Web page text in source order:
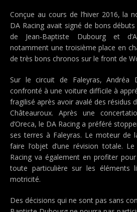
Conçue au cours de l’hiver 2016, la
DA Racing avait signé de bons
de Jean-Baptiste Dubourg et
notamment une troisième place en
de très bons chronos sur le front de
Sur le circuit de Faleyras, Andréa
confronté à une voiture difficile à
fragilisé après avoir avalé des résidus
Châteauroux. Après une
d’Oreca, le DA Racing a préféré
ses terres à Faleyras. Le moteur de
faire l’objet d’une révision totale.
Racing va également en profiter
toute particulière sur les éléments
motricité.
Des décisions qui ne sont pas sans